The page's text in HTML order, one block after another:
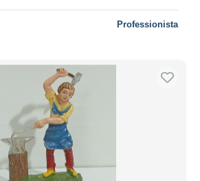
Professionista